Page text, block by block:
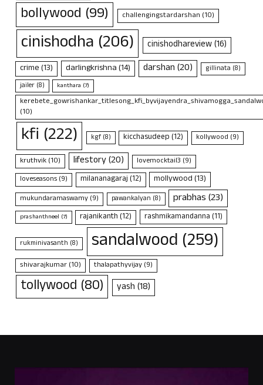
bollywood (99) challengingstardarshan (10)
cinishodha (206) cinishodhareview(16)
crime(13) darlingkrishna(14) darshan(20) gillinata (8)
jailer (8) kanthara (7)
(10)
kfi (222) kgf(8) kicchasudeep(12) kollywood (9)
kruthvik(10) lifestory(20) lovemocktail3 (9)
loveseasons (9) milananagaraj(12) mollywood(13)
mukundaramaswamy (9) pawankalyan (8) prabhas(23)
prashanthneel (7) rajanikanth(12) rashmikamandanna(11)
rukminivasanth (8) sandalwood (259)
shivarajkumar(10) thalapathyvijay(9)
tollywood (80) yash(18)